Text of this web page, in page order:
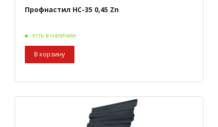
Профнастил НС-35 0,45 Zn
есть в наличии
В корзину